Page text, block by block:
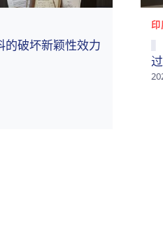
的破坏新颖性效力